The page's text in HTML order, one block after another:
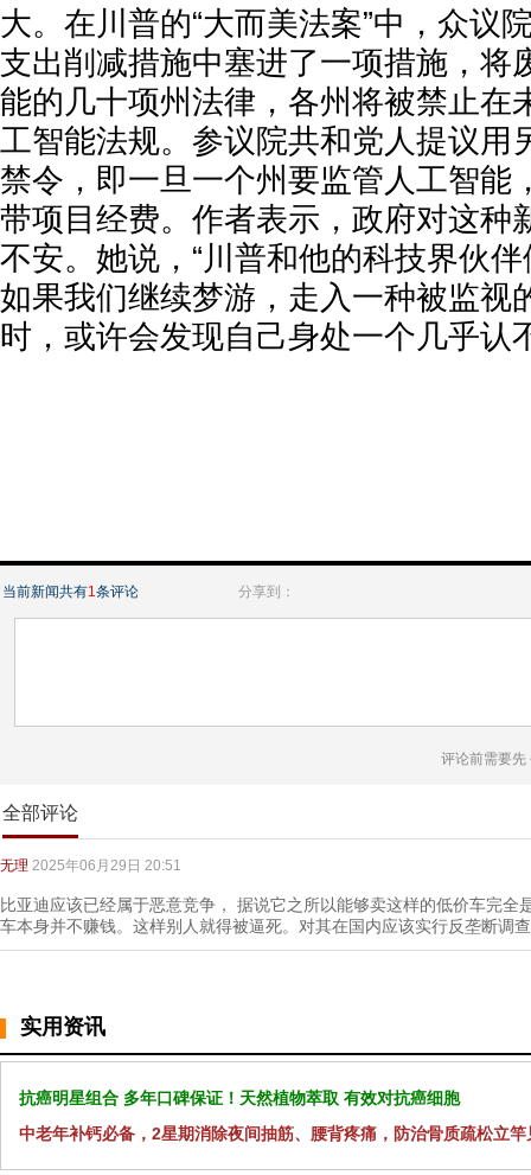
大。在川普的“大而美法案”中，众议
支出削减措施中塞进了一项措施，将
能的几十项州法律，各州将被禁止在
工智能法规。参议院共和党人提议用
禁令，即一旦一个州要监管人工智能
带项目经费。作者表示，政府对这种
不安。她说，“川普和他的科技界伙
如果我们继续梦游，走入一种被监视
时，或许会发现自己身处一个几乎认
当前新闻共有1条评论 分享到：
评论前需要先
全部评论
无理 2025年06月29日 20:51
比亚迪应该已经属于恶意竞争， 据说它之所以能够卖这样的低价车完全
车本身并不赚钱。这样别人就得被逼死。对其在国内应该实行反垄断调
实用资讯
抗癌明星组合 多年口碑保证！天然植物萃取 有效对抗癌细胞
中老年补钙必备，2星期消除夜间抽筋、腰背疼痛，防治骨质疏松立竿